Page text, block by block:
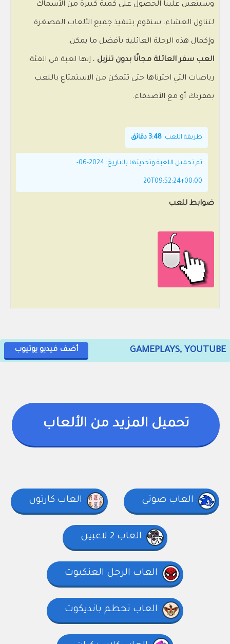
وسيتعين علينا الحصول على كمية كبيرة من الأسماك
لتناول العشاء. سنقوم بتنفيذ جميع الألعاب المصغرة
وإكمال هذه الرحلة العائلية بأفضل ما يمكن.
العب سفر العائلة مجانًا بدون تنزيل ، إنها لعبة في الفئة:
رياضات التي اخترناها حتى تتمكن من الاستمتاع باللعب
بمفردك أو مع الأصدقاء.
طريقة اللعب: 3:48 دقائق
تم تحميل اللعبة وتحديثها بالتاريخ: 2024-06-
20T09:52:24+00:00
ضوابط للعب
GAMEPLAYS, YOUTUBE أضف فيديو يوتيوب
تحميل المزيد من الألعاب
العاب صوتي العاب كارتون
العاب 2 لاعبين
العاب الرجل العنكبوت
العاب تحطم بانديكوت